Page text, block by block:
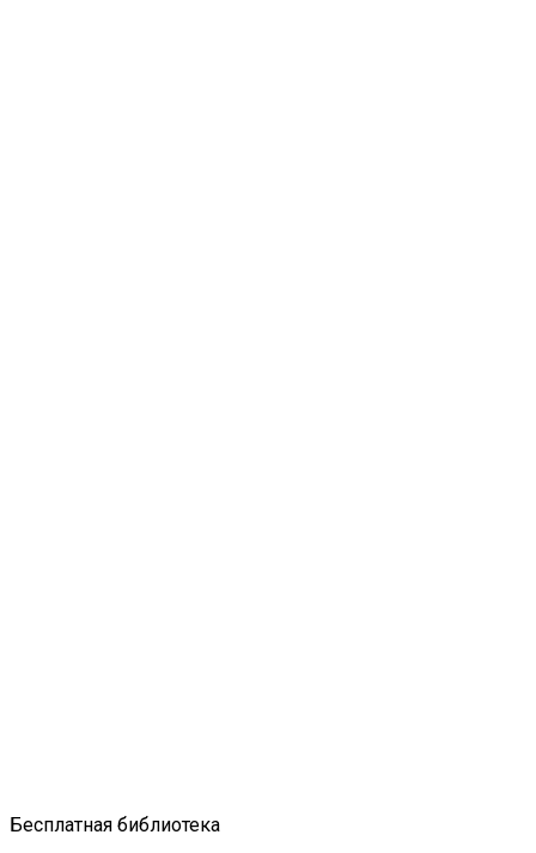
Бесплатная библиотека